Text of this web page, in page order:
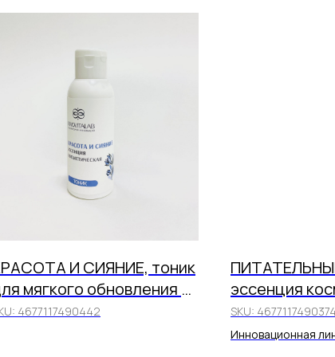
И СИЯНИЕ, тоник
мягкого обновления и
здорового
4677117490442
эссенция
экстрактом
морских ежей
SKU: 4677117490374
Инновационная